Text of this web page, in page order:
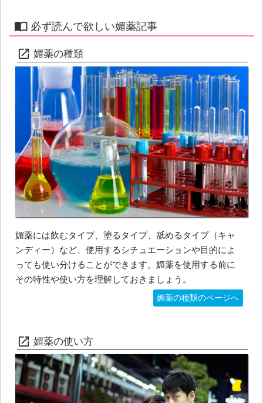
必ず読んで欲しい媚薬記事
媚薬の種類
媚薬には飲むタイプ、塗るタイプ、舐めるタイプ（キャ
ンディー）など、使用するシチュエーションや目的によ
っても使い分けることができます。媚薬を使用する前に
その特性や使い方を理解しておきましょう。
媚薬の種類のページへ
媚薬の使い方